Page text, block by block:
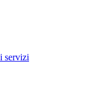
servizi